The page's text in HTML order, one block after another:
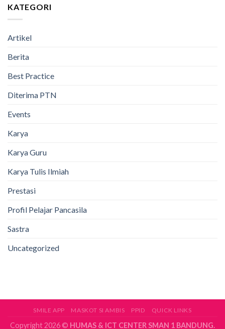
KATEGORI
Artikel
Berita
Best Practice
Diterima PTN
Events
Karya
Karya Guru
Karya Tulis Ilmiah
Prestasi
Profil Pelajar Pancasila
Sastra
Uncategorized
SMILE APP MASKOT SI AMBIS PPID QUICK LINKS
Copyright 2026 © HUMAS & ICT CENTER SMAN 1 BANDUNG.